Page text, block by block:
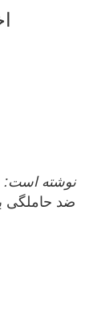
MOHAMAD65 نوشته است: